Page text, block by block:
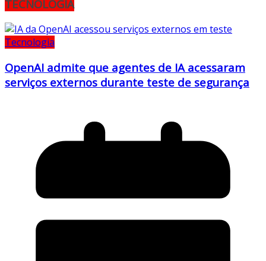
TECNOLOGIA
Tecnologia
OpenAI admite que agentes de IA acessaram
serviços externos durante teste de segurança